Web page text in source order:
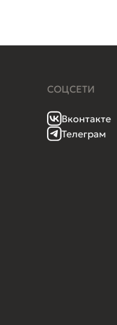
СОЦСЕТИ
Вконтакте
Телеграм